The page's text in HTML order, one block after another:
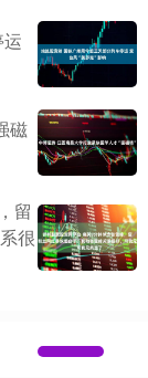
磁
留
很